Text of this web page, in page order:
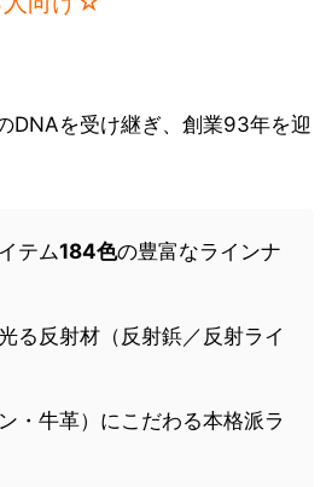
DNAを受け継ぎ、創業93年を迎
テム184色の豊富なラインナ
る反射材（反射鋲／反射ライ
・牛革）にこだわる本格派ラ